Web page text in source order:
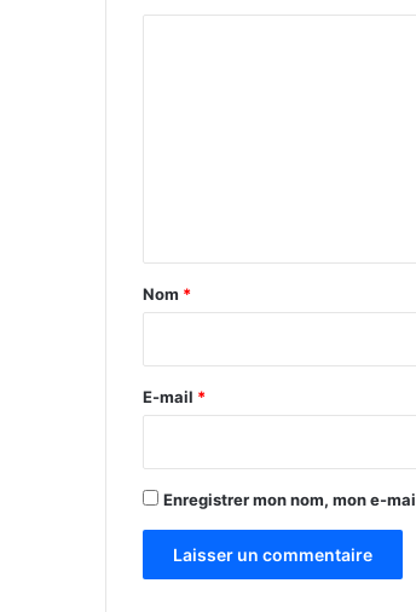
a
e
Nom *
E-mail *
Enregistrer mon nom, mon e-